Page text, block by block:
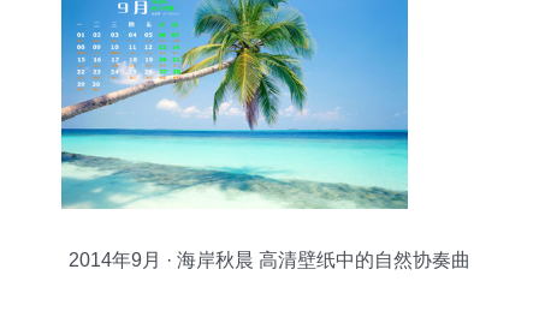
2014年9月 · 海岸秋晨 高清壁纸中的自然协奏曲